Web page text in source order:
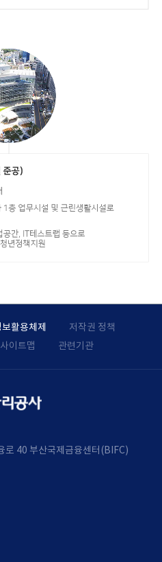
활용체제
저작권 정책
사이트맵 관련기관
로 40 부산국제금융센터(BIFC)